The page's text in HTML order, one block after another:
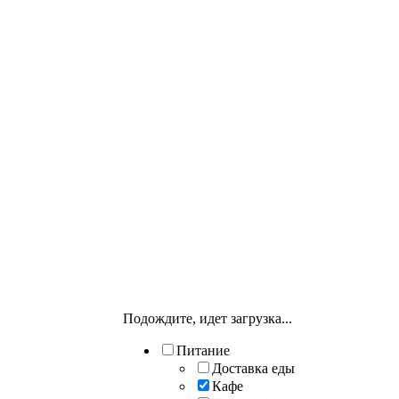
Подождите, идет загрузка...
Питание
Доставка еды
Кафе